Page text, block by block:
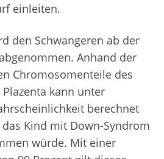
einleiten.
den Schwangeren ab der
Anhand der
Chromosomenteile des
kann unter
berechnet
Kind mit Down-Syndrom
würde. Mit einer